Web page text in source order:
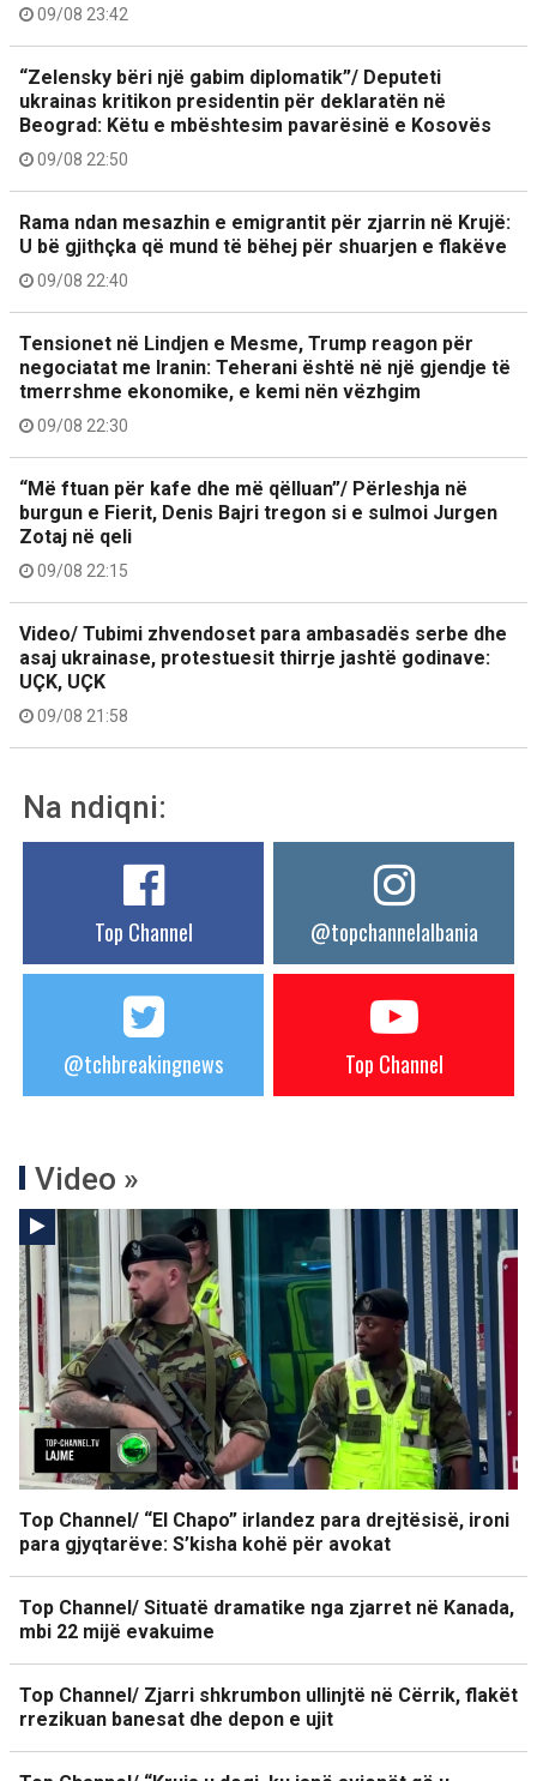
09/08 23:42
“Zelensky bëri një gabim diplomatik”/ Deputeti
ukrainas kritikon presidentin për deklaratën në
Beograd: Këtu e mbështesim pavarësinë e Kosovës
09/08 22:50
Rama ndan mesazhin e emigrantit për zjarrin në Krujë:
U bë gjithçka që mund të bëhej për shuarjen e flakëve
09/08 22:40
Tensionet në Lindjen e Mesme, Trump reagon për
negociatat me Iranin: Teherani është në një gjendje të
tmerrshme ekonomike, e kemi nën vëzhgim
09/08 22:30
“Më ftuan për kafe dhe më qëlluan”/ Përleshja në
burgun e Fierit, Denis Bajri tregon si e sulmoi Jurgen
Zotaj në qeli
09/08 22:15
Video/ Tubimi zhvendoset para ambasadës serbe dhe
asaj ukrainase, protestuesit thirrje jashtë godinave:
UÇK, UÇK
09/08 21:58
Na ndiqni:
Top Channel @topchannelalbania
@tchbreakingnews Top Channel
Video »
Top Channel/ “El Chapo” irlandez para drejtësisë, ironi
para gjyqtarëve: S’kisha kohë për avokat
Top Channel/ Situatë dramatike nga zjarret në Kanada,
mbi 22 mijë evakuime
Top Channel/ Zjarri shkrumbon ullinjtë në Cërrik, flakët
rrezikuan banesat dhe depon e ujit